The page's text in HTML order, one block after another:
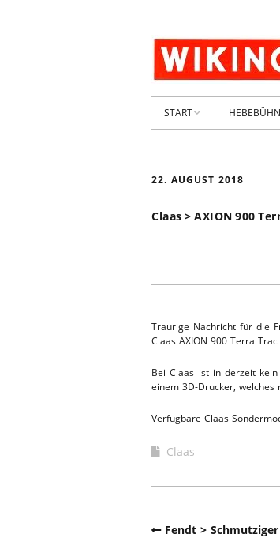
START
ARCHIV 2009-2014
SHOP _ Beta
22. AUGUST 2018
Claas > AXION 900
Traurige Nachricht für die
Claas AXION 900 Terra
Bei Claas ist in derzeit
einem 3D-Drucker,
Verfügbare Claas-
Claas
Fendt >